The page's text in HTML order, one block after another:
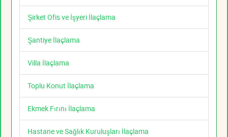
Şirket Ofis ve İşyeri İlaçlama
Şantiye İlaçlama
Villa İlaçlama
Toplu Konut İlaçlama
Ekmek Fırını İlaçlama
Hastane ve Sağlık Kuruluşları İlaçlama